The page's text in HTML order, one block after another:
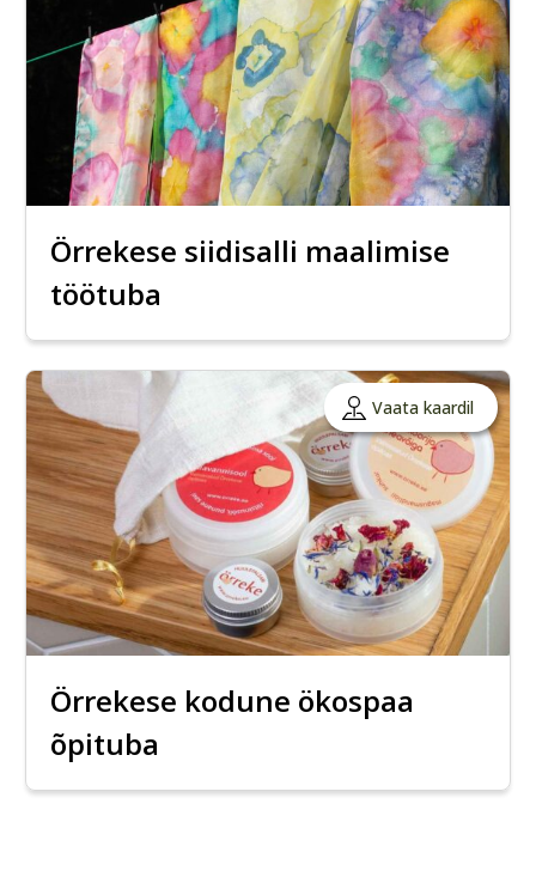
Örrekese siidisalli maalimise
töötuba
Vaata kaardil
Örrekese kodune ökospaa
õpituba